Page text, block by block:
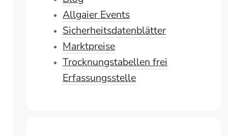
Allgaier Events
Sicherheitsdatenblätter
Marktpreise
Trocknungstabellen frei
Erfassungsstelle